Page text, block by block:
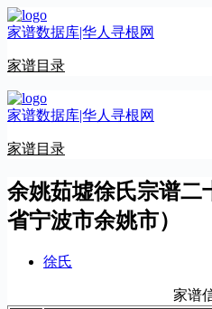
跳
至
容
家谱数据库|华人寻根网
家谱目录
家谱数据库|华人寻根网
家谱目录
余姚茹墟徐氏宗谱二
省宁波市余姚市）
徐氏
家谱